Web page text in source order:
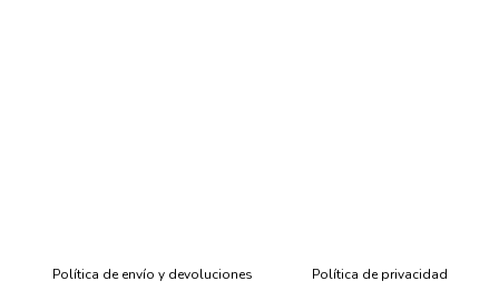
Política de envío y devoluciones Política de privacidad